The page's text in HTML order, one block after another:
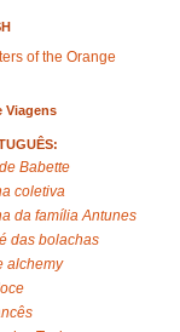
of the Orange
Viagens
Babette
coletiva
da família Antunes
das bolachas
alchemy